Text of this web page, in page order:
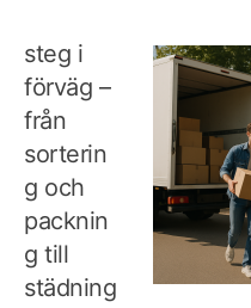
steg i
förväg –
från
sorterin
g och
packnin
g till
städning